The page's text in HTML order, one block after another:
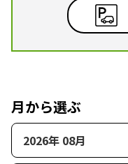
月から選ぶ
2026年 08月